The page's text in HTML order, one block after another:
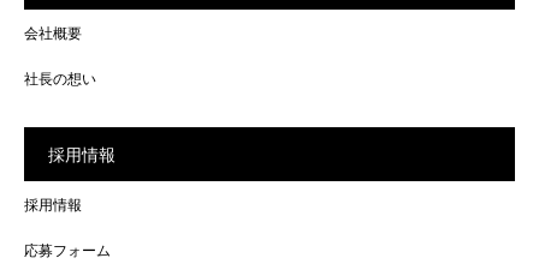
会社概要
社長の想い
採用情報
採用情報
応募フォーム